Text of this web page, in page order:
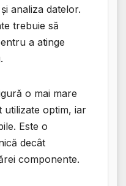
analiza datelor.
trebuie să
a atinge
o mai mare
utilizate optim, iar
Este o
decât
componente.